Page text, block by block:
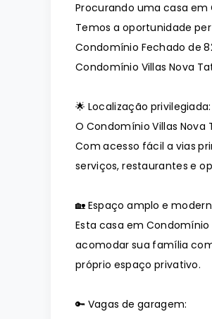
Procurando uma casa em
Temos a oportunidade
Condomínio Fechado de
Condomínio Villas Nova
🌟 Localização privilegiada:
O Condomínio Villas
Com acesso fácil a vias
serviços, restaurantes e
🏡 Espaço amplo e
Esta casa em
acomodar sua família
próprio espaço privativo.
🔑 Vagas de garagem: